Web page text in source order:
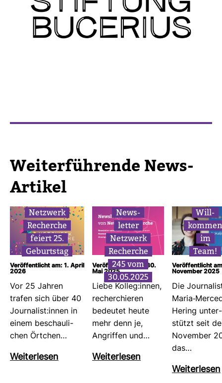
Wei­ter­füh­rende News-​
Artikel
Netz­werk
Recherche
feiert 25.
Geburtstag
Veröffentlicht am: 1. April
2026
Vor 25 Jahren
trafen sich über 40
Jour­na­list:innen in
einem beschau­li­
chen Ört­chen…
Wei­ter­lesen
News­
letter
Netz­werk
Recherche
245 vom
30.05.2025
Veröffentlicht am: 30.
Mai 2025
Liebe Kolleg:innen,
recher­chieren
bedeutet heute
mehr denn je,
Angriffen und…
Wei­ter­lesen
Will­
kommen
im
Team!
Veröffentlicht
November 2025
Die
Maria-​
Hering unter­
stützt seit
November
das…
Wei­ter­lesen